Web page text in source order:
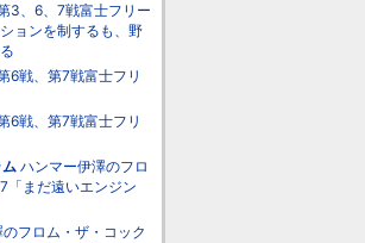
3、6、7戦富士フリー
ョンを制するも、野
6戦、第7戦富士フリ
6戦、第7戦富士フリ
ム ハンマー伊澤のフロ
「まだ遠いエンジン
フロム・ザ・コック